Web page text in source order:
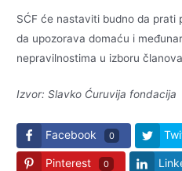
SĆF će nastaviti budno da prati
da upozorava domaću i
nepravilnostima u izboru
Izvor: Slavko Ćuruvija fondacija
Facebook 0
Pinterest 0